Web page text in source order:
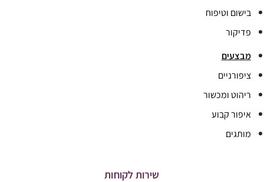
בישום וטיפוח
פדיקור
מבצעים
ציפורניים
ריהוט ומכשור
איפור קבוע
מותגים
שירות לקוחות